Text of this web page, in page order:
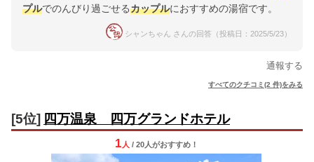
プルでのんびり過ごせるカップルにおすすめの湯宿です。
シャンちゃん さんの回答（投稿日：2025/5/23）
通報する
すべてのクチコミ(2 件)をみる
[5位] 四万温泉 四万グランドホテル
1 人 / 20人がおすすめ！